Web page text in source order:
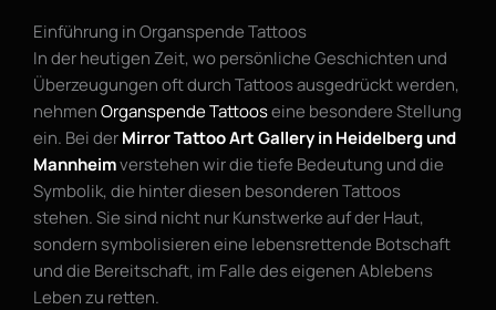
Einführung in Organspende Tattoos
In der heutigen Zeit, wo persönliche Geschichten und
Überzeugungen oft durch Tattoos ausgedrückt werden,
nehmenOrganspende Tattooseine besondere Stellung
ein. Bei derMirror Tattoo Art Gallery in Heidelberg und
Mannheimverstehen wir die tiefe Bedeutung und die
Symbolik, die hinter diesen besonderen Tattoos
stehen. Sie sind nicht nur Kunstwerke auf der Haut,
sondern symbolisieren eine lebensrettende Botschaft
und die Bereitschaft, im Falle des eigenen Ablebens
Leben zu retten.